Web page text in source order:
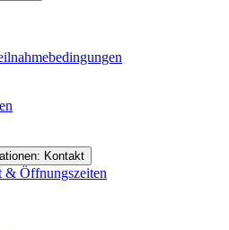
Kontakt
Öffnungszeiten